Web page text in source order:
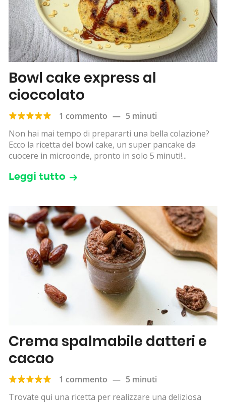
Bowl cake express al
cioccolato
1 commento — 5 minuti
Non hai mai tempo di prepararti una bella colazione?
Ecco la ricetta del bowl cake, un super pancake da
cuocere in microonde, pronto in solo 5 minuti!...
Leggi tutto
Crema spalmabile datteri e
cacao
1 commento — 5 minuti
Trovate qui una ricetta per realizzare una deliziosa